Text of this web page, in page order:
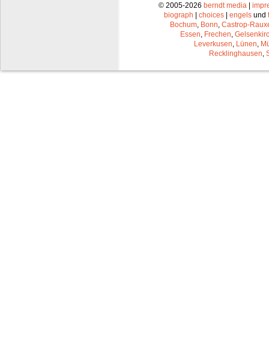
© 2005-2026 berndt media |
biograph | choices | engels und
Bochum Bonn Castrop-
Essen Frechen
Leverkusen Lünen
Recklinghausen